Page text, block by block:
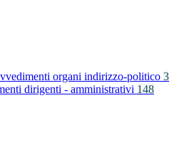
organi indirizzo-politico 3
dirigenti - amministrativi 148